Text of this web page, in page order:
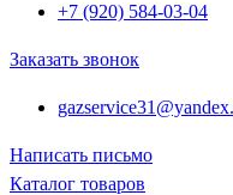
+7 (920) 584-03-04
Заказать звонок
Написать письмо
Каталог товаров